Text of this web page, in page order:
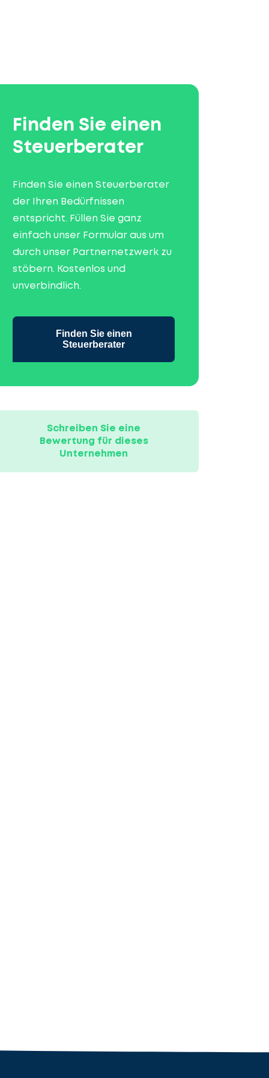
Finden Sie einen
Steuerberater
Finden Sie einen Steuerberater
der Ihren Bedürfnissen
entspricht. Füllen Sie ganz
einfach unser Formular aus um
durch unser Partnernetzwerk zu
stöbern. Kostenlos und
unverbindlich.
Finden Sie einen
Steuerberater
Schreiben Sie eine
Bewertung für dieses
Unternehmen